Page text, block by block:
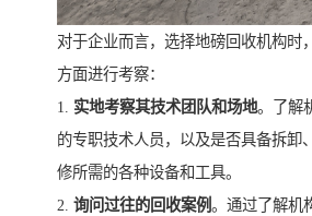
对于企业而言，选择地磅回收机构时
方面进行考察：
1. 实地考察其技术团队和场地。了解
的专职技术人员，以及是否具备拆卸
修所需的各种设备和工具。
2. 询问过往的回收案例。通过了解机